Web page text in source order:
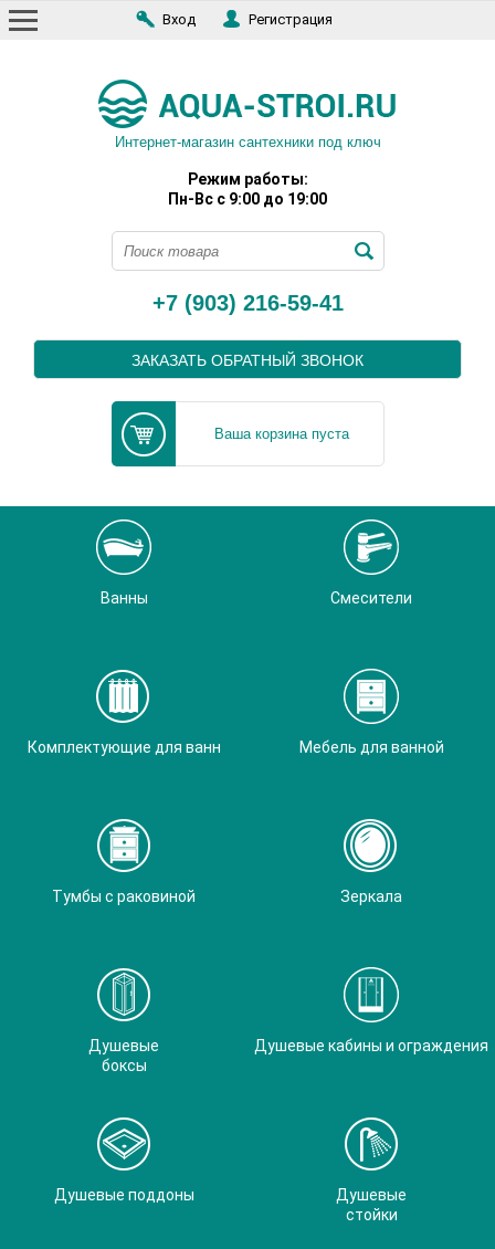
Вход Регистрация
Интернет-магазин сантехники под ключ
Режим работы:
Пн-Вс с 9:00 до 19:00
+7 (903) 216-59-41
ЗАКАЗАТЬ ОБРАТНЫЙ ЗВОНОК
Ваша корзина пуста
Ванны Смесители
Комплектующие для ванн Мебель для ванной
Тумбы с раковиной Зеркала
Душевые
боксы
Душевые кабины и ограждения
Душевые поддоны
Душевые
стойки